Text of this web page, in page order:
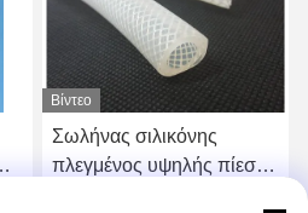
Βίντεο
Σωλήνας σιλικόνης
πλεγμένος υψηλής πίεσης